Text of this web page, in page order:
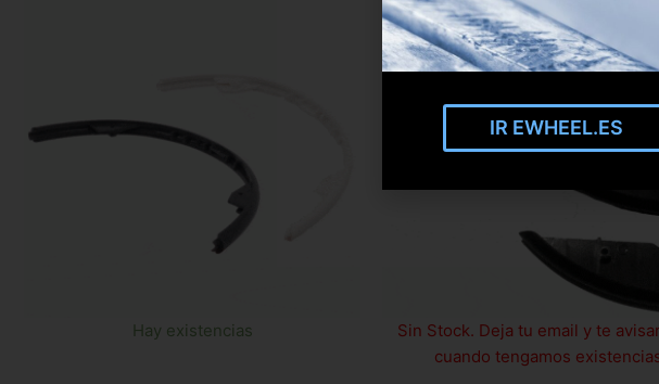
Hay existencias
Sin Stock. Deja tu email y te
cuando tengamos
IR EWHEEL.ES